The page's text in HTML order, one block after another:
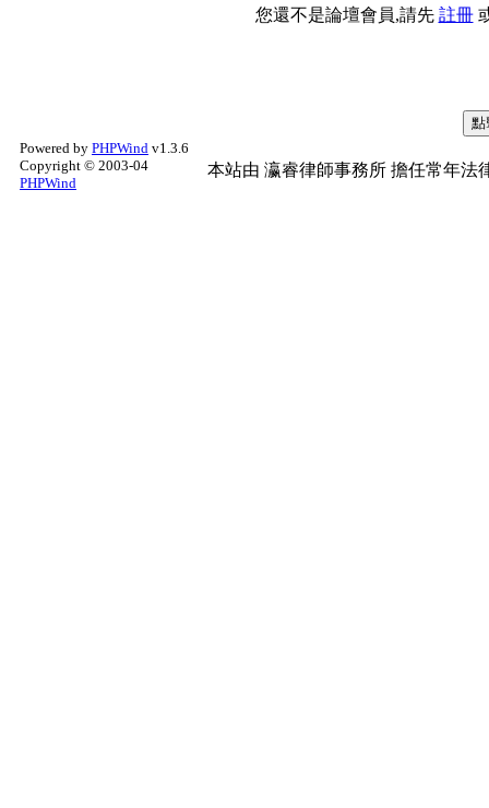
您還不是論壇會員,請先 註冊
Powered by PHPWind v1.3.6
Copyright © 2003-04
PHPWind
本站由 瀛睿律師事務所 擔任常年法